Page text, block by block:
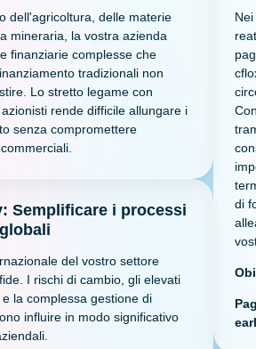
dell'agricoltura, delle materie
mineraria, la vostra azienda
finanziarie complesse che
tradizionali non
Lo stretto legame con
rende difficile allungare i
senza compromettere
Semplificare i processi
del vostro settore
I rischi di cambio, gli elevati
la complessa gestione di
influire in modo significativo
di